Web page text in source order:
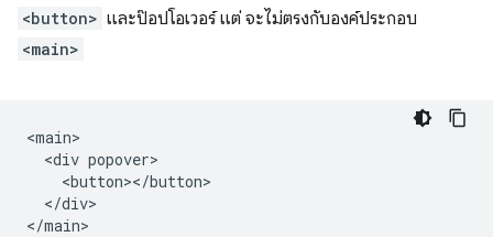
<button> และป๊อปโอเวอร์ แต่ จะไม่ตรงกับองค์ประกอบ
<main>
<main>
  <div popover>
    <button></button>
  </div>
</main>